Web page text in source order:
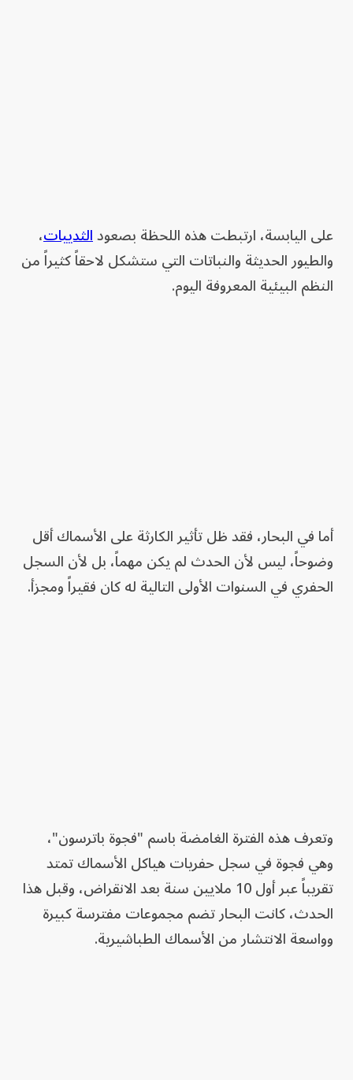
على اليابسة، ارتبطت هذه اللحظة بصعودالثدييات،
والطيور الحديثة والنباتات التي ستشكل لاحقاً كثيراً من
النظم البيئية المعروفة اليوم.
أما في البحار، فقد ظل تأثير الكارثة على الأسماك أقل
وضوحاً، ليس لأن الحدث لم يكن مهماً، بل لأن السجل
الحفري في السنوات الأولى التالية له كان فقيراً ومجزأ.
وتعرف هذه الفترة الغامضة باسم "فجوة باترسون"،
وهي فجوة في سجل حفريات هياكل الأسماك تمتد
تقريباً عبر أول 10 ملايين سنة بعد الانقراض، وقبل هذا
الحدث، كانت البحار تضم مجموعات مفترسة كبيرة
وواسعة الانتشار من الأسماك الطباشيرية.